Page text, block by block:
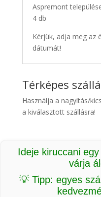
Aspremont
4 db
Kérjük, adja meg az
dátumát!
Térképes
Használja a nagyítás/
a kiválasztott szállásra!
Ideje kiruccani
várja
💡 Tipp: egyes